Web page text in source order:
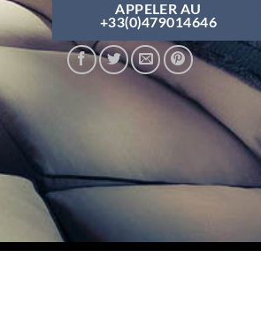
APPELER AU
+33(0)479014646